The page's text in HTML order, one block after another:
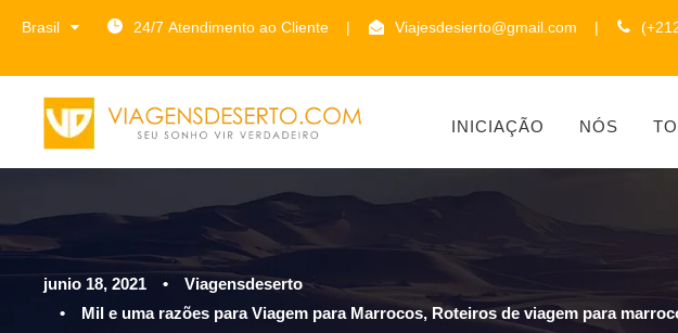
Brasil 24/7 Atendimento ao Cliente | Viajesdesierto@gmail.com |
INICIAÇÃO NÓS
junio 18, 2021 •
Viagensdeserto
•
Mil e uma razões para Viagem para Marrocos, Roteiros de viagem para